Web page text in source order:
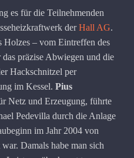
es für die Teilnehmenden
derHall AG.
Holzes – vom Eintreffen des
präzise Abwiegen und die
Hackschnitzel per
im Kessel. Pius
Netz und Erzeugung, führte
Pedevilla durch die Anlage
im Jahr 2004 von
Damals habe man sich